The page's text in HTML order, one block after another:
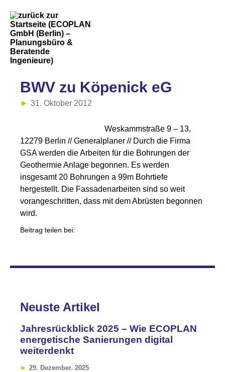
BWV zu Köpenick eG
31. Oktober 2012
Weskammstraße 9 – 13,
12279 Berlin // Generalplaner // Durch die Firma
GSA werden die Arbeiten für die Bohrungen der
Geothermie Anlage begonnen. Es werden
insgesamt 20 Bohrungen a 99m Bohrtiefe
hergestellt. Die Fassadenarbeiten sind so weit
vorangeschritten, dass mit dem Abrüsten begonnen
wird.
Beitrag teilen bei:
Neuste Artikel
Jahresrückblick 2025 – Wie ECOPLAN
energetische Sanierungen digital
weiterdenkt
29. Dezember. 2025